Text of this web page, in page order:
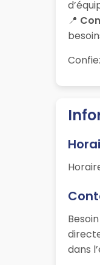
📍
dans